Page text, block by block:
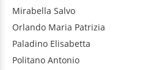
Mirabella Salvo
Orlando Maria Patrizia
Paladino Elisabetta
Politano Antonio